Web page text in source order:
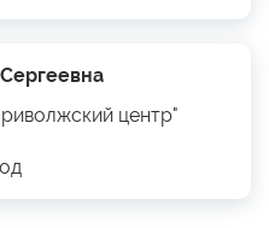
центр"